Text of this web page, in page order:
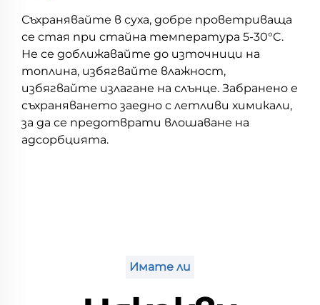
Съхранявайте в суха, добре проветриваща
се стая при стайна температура 5-30°C.
Не се доближавайте до източници на
топлина, избягвайте влажност,
избягвайте излагане на слънце. Забранено е
съхраняването заедно с летливи химикали,
за да се предотврати влошаване на
адсорбцията.
Имате ли